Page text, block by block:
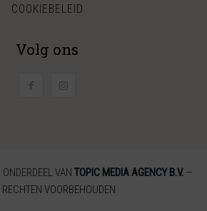
COOKIEBELEID
Volg ons
ONDERDEEL VAN TOPIC MEDIA AGENCY B.V. —
VOORBEHOUDEN